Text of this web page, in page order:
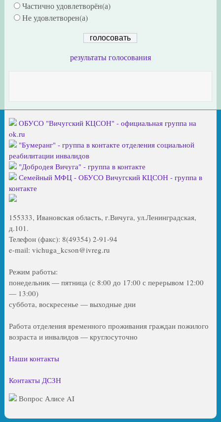
Частично удовлетворён(а)
Не удовлетворен(а)
результаты голосования
ОБУСО "Вичугский КЦСОН" - официальная группа на
ok.ru
"Бумеранг" - группа в контакте отделения социальной
реабилитации инвалидов
"Добродея Вичуга" - группа в контакте
Семейный МФЦ - ОБУСО Вичугский КЦСОН - группа в
контакте
155333, Ивановская область, г.Вичуга, ул.Ленинградская,
д.101.
Телефон (факс): 8(49354) 2-91-94
e-mail: vichuga_kcson@ivreg.ru
Режим работы:
понедельник — пятница (с 8:00 до 17:00 с перерывом 12:00
— 13:00)
суббота, воскресенье — выходные дни
Работа отделения временного проживания граждан пожилого
возраста и инвалидов — круглосуточно
Наши контакты
Контакты ДСЗН
Вопрос Алисе AI